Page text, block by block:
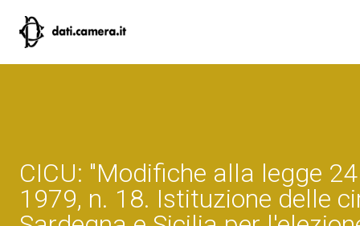
CICU: "Modifiche alla legge
1979, n. 18. Istituzione delle